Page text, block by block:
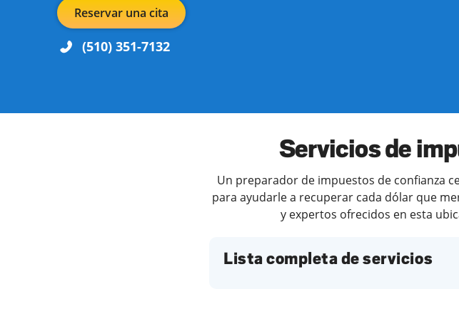
Reservar una cita
(510) 351-7132
Servicios de
Un preparador de impuestos de confianza
para ayudarle a recuperar cada dólar que
y expertos ofrecidos en esta
Lista completa de servicios